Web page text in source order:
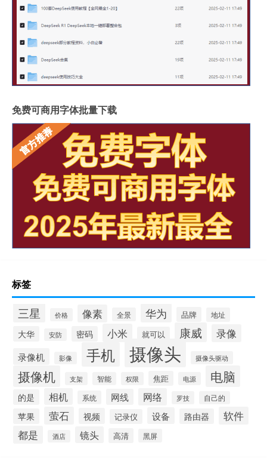
免费可商用字体批量下载
标签
三星 价格 像素 全景 华为 品牌 地址
大华 安防 密码 小米 就可以 康威 录像
录像机 影像 手机 摄像头 摄像头驱动
摄像机 支架 智能 权限 焦距 电源 电脑
的是 相机 系统 网线 网络 罗技 自己的
苹果 萤石 视频 记录仪 设备 路由器
软件
都是
酒店 镜头 高清 黑屏